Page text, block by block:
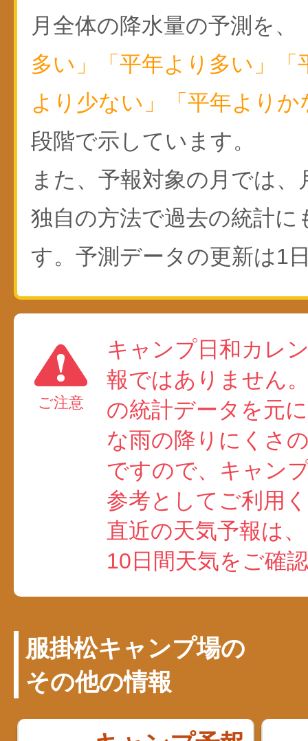
月全体の降水量の予測を、
多い」「平年より多い」「
より少ない」「平年より
段階で示しています。
また、予報対象の月では
独自の方法で過去の統計に
す。予測データの更新は1
ご注意
キャンプ日和カレ
報ではありません
の統計データを元
な雨の降りにくさ
ですので、キャン
参考としてご利用
直近の天気予報は
10日間天気をご確
服掛松キャンプ場の
その他の情報